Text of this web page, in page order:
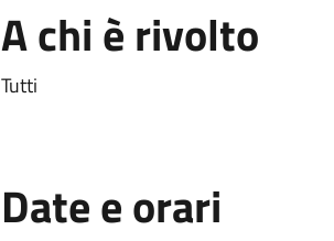
A chi è rivolto
Tutti
Date e orari